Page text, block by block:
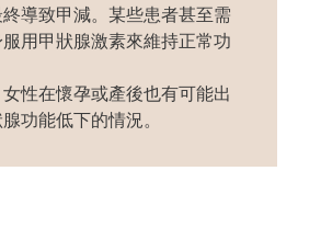
導致甲減。某些患者甚至需
用甲狀腺激素來維持正常功
女性在懷孕或產後也有可能出
功能低下的情況。